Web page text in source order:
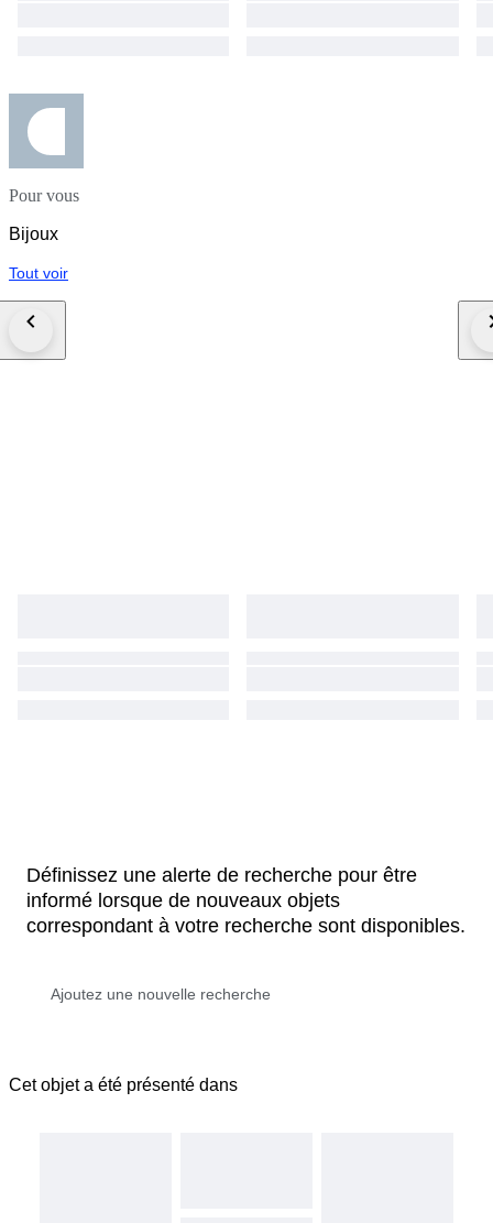
Pour vous
Bijoux
Tout voir
Définissez une alerte de recherche pour être
informé lorsque de nouveaux objets
correspondant à votre recherche sont disponibles.
Cet objet a été présenté dans